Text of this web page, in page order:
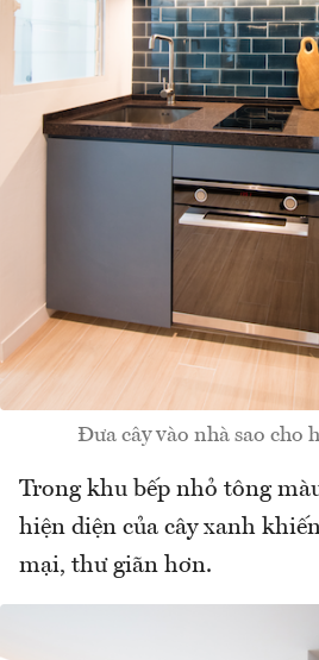
Đưa cây vào nhà sao cho
Trong khu bếp nhỏ tông
hiện diện của cây xanh
mại, thư giãn hơn.